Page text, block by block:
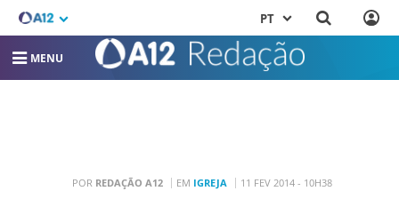
PT
MENU
POR REDAÇÃO A12 EM IGREJA 11 FEV 2014 - 10H38